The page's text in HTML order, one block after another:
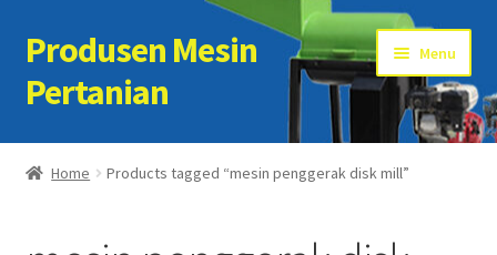
Skip
to
navigation
Skip
to
content
Produsen Mesin
Pertanian
Menu
Home
Home Products tagged “mesin penggerak disk mill”